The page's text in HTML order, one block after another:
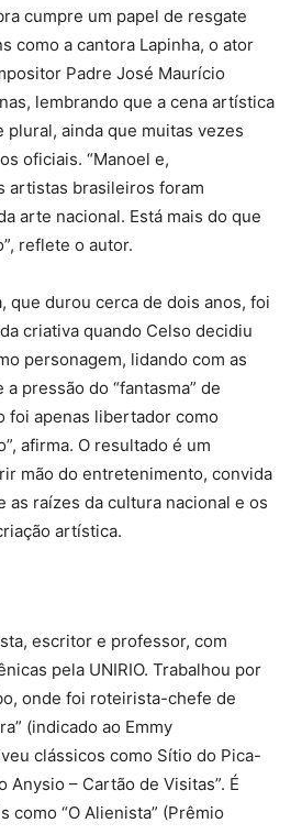
cumpre um papel de resgate
como a cantora Lapinha, o ator
Padre José Maurício
lembrando que a cena artística
ainda que muitas vezes
oficiais. “Manoel e,
artistas brasileiros foram
arte nacional. Está mais do que
reflete o autor.
que durou cerca de dois anos, foi
criativa quando Celso decidiu
personagem, lidando com as
pressão do “fantasma” de
foi apenas libertador como
afirma. O resultado é um
mão do entretenimento, convida
raízes da cultura nacional e os
artística.
escritor e professor, com
pela UNIRIO. Trabalhou por
onde foi roteirista-chefe de
(indicado ao Emmy
clássicos como Sítio do Pica-
Anysio – Cartão de Visitas”. É
como “O Alienista” (Prêmio